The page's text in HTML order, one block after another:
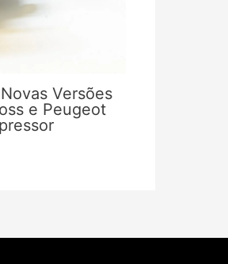
Versões
e Peugeot